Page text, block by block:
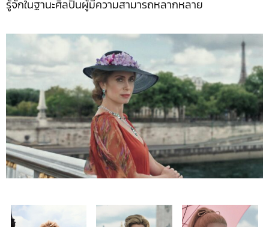
รู้จักในฐานะศิลปินผู้มีความสามารถหลากหลาย